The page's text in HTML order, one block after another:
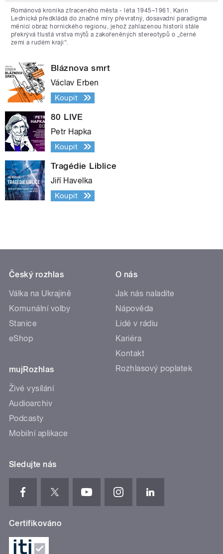
Románová kronika ztraceného města - léta 1945–1961. Karin
Lednická předkládá do značné míry převratný, dosavadní paradigma
měnící obraz hornického regionu, jehož zahlazenou historii stále
překrývá tlustá vrstva mýtů a zakořeněných stereotypů o „černé
zemi a rudém kraji“.
Bláznova smrt
Václav Erben
Koupit
80 LIVE
Petr Hapka
Koupit
Tragédie Liblice
Jiří Havelka
Koupit
Český rozhlas
Válka na Ukrajině
Komunální volby
Stanice
eShop
mujRozhlas
Živé vysílání
Audioarchiv
Podcasty
Mobilní aplikace
O nás
Jak nás naladíte
Nápověda
Lidé v rádiu
Kariéra
Kontakt
Rozhlasový poplatek
Sledujte nás
Certifikováno